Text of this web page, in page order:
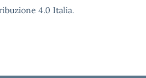
4.0 Italia.